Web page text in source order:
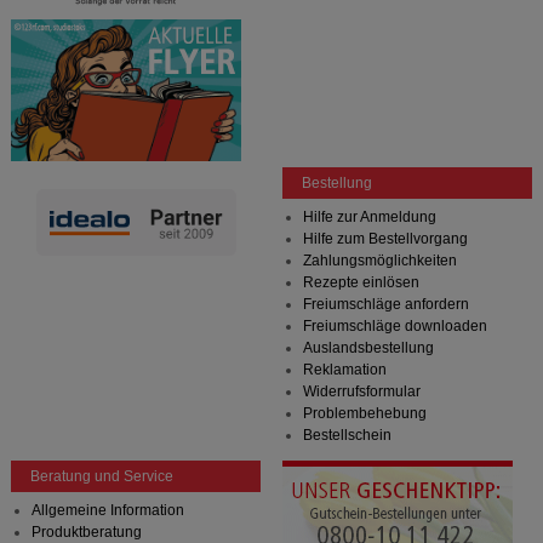
Bestellung
Hilfe zur Anmeldung
Hilfe zum Bestellvorgang
Zahlungsmöglichkeiten
Rezepte einlösen
Freiumschläge anfordern
Freiumschläge downloaden
Auslandsbestellung
Reklamation
Widerrufsformular
Problembehebung
Bestellschein
Beratung und Service
Allgemeine Information
Produktberatung